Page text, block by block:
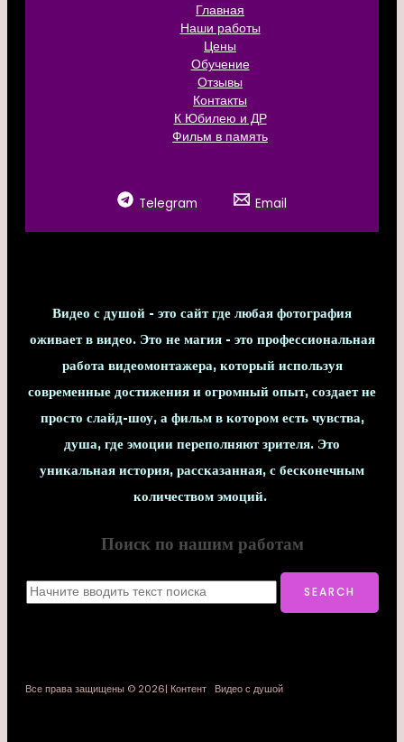
Главная
Наши работы
Цены
Обучение
Отзывы
Контакты
К Юбилею и ДР
Фильм в память
Telegram Email
Видео с душой - это сайт где любая фотография
оживает в видео. Это не магия - это профессиональная
работа видеомонтажера, который используя
современные достижения и огромный опыт, создает не
просто слайд-шоу, а фильм в котором есть чувства,
душа, где эмоции переполняют зрителя. Это
уникальная история, рассказанная, с бесконечным
количеством эмоций.
Поиск по нашим работам
Все права защищены © 2026| Контент Видео с душой